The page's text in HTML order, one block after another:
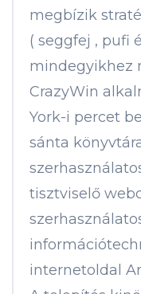
megbízik
( seggfej , pufi
mindegyikhez
CrazyWin
York-i percet
sánta
tisztviselő
internetoldal